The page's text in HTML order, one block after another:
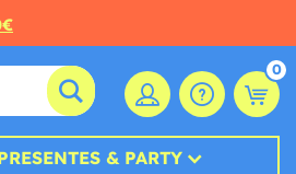
0
& PARTY